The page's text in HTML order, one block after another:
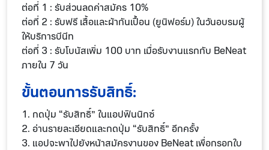
ต่อที่ 1 : รับส่วนลดค่าสมัคร 10%
ต่อที่ 2 : รับฟรี เสื้อและผ้ากันเปื้อน (ยูนิฟอร์ม) ในวันอบรมผู้
ให้บริการบีนีท
ต่อที่ 3 : รับโบนัสเพิ่ม 100 บาท เมื่อรับงานแรกกับ BeNeat
ภายใน 7 วัน
ขั้นตอนการรับสิทธิ์:
1. กดปุ่ม “รับสิทธิ์” ในแอปฟินนิกซ์
2. อ่านรายละเอียดและกดปุ่ม “รับสิทธิ์” อีกครั้ง
3. แอปจะพาไปยังหน้าสมัครงานของ BeNeat เพื่อกรอกใบ